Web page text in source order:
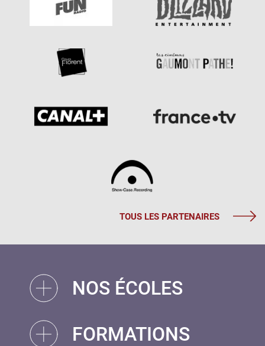
TOUS LES PARTENAIRES
NOS ÉCOLES
FORMATIONS